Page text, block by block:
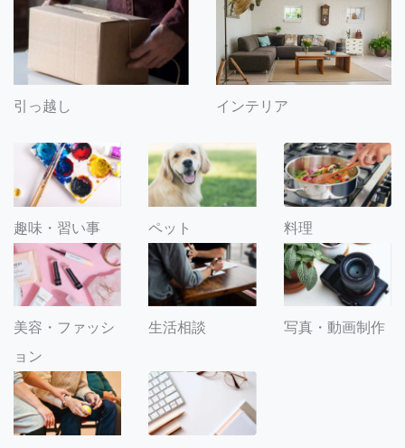
引っ越し インテリア
趣味・習い事 ペット 料理
美容・ファッシ
ョン
生活相談 写真・動画制作